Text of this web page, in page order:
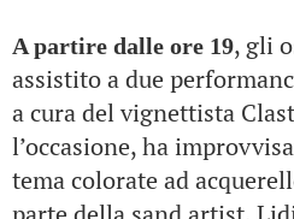
A partire dalle ore 19, gli
assistito a due
a cura del vignettista
l’occasione, ha
tema colorate ad